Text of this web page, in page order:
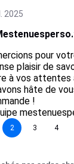
2025
pour
plaisir de
à vos
hâte de
!
2 3 4